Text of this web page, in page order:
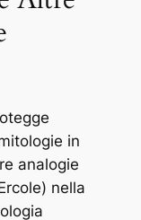
in
analogie
nella